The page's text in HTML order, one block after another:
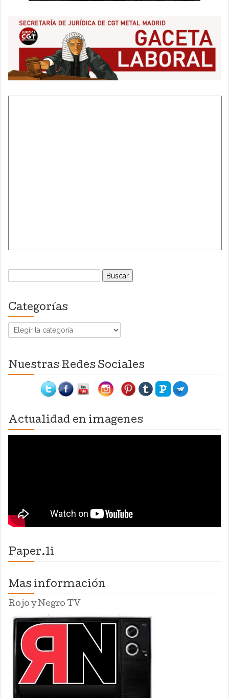
Buscar:
Categorías
Categorías
Nuestras Redes Sociales
Actualidad en imagenes
Paper.li
Mas información
Rojo y Negro TV